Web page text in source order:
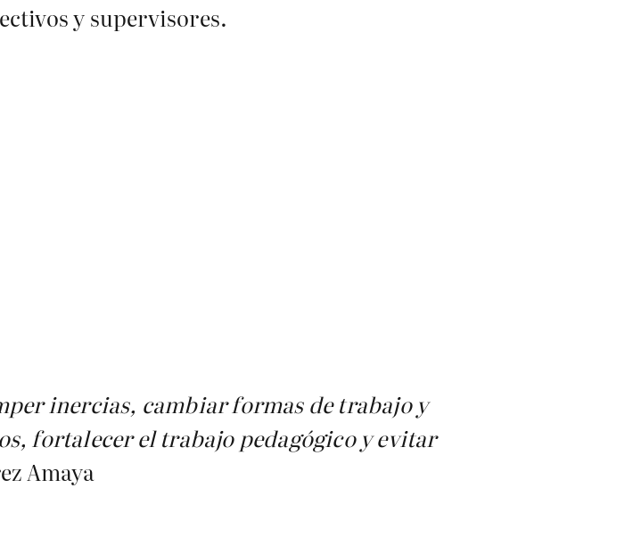
y supervisores.
inercias, cambiar formas de trabajo y
fortalecer el trabajo pedagógico y evitar
Amaya